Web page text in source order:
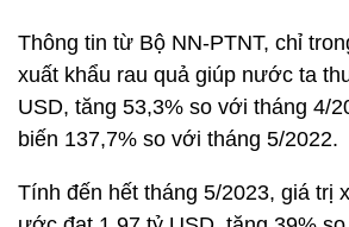
Thông tin từ Bộ NN-PTNT, chỉ
xuất khẩu rau quả giúp nước ta
USD, tăng 53,3% so với tháng 4/
biến 137,7% so với tháng 5/2022.
Tính đến hết tháng 5/2023, giá trị